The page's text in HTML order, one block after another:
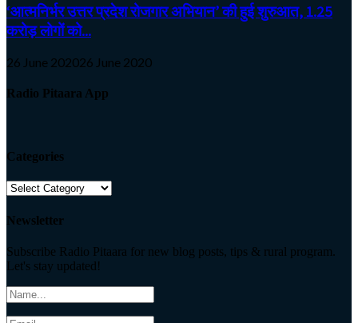
‘आत्मनिर्भर उत्तर प्रदेश रोजगार अभियान’ की हुई शुरुआत, 1.25
करोड़ लोगों को...
26 June 202026 June 2020
Radio Pitaara App
Categories
Categories
Newsletter
Subscribe Radio Pitaara for new blog posts, tips & rural program.
Let's stay updated!